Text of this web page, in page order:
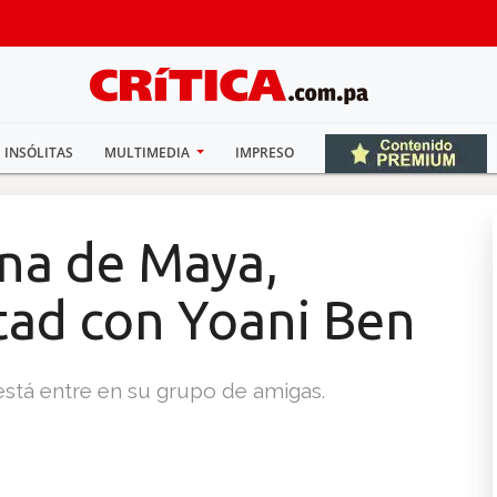
INSÓLITAS MULTIMEDIA IMPRESO
de Maya,
con Yoani Ben
entre en su grupo de amigas.